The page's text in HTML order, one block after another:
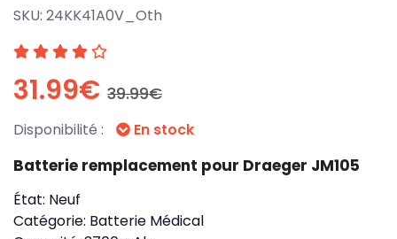
SKU: 24KK41A0V_Oth
31.99€ 39.99€
Disponibilité : En stock
Batterie remplacement pour Draeger JM105
État: Neuf
Catégorie: Batterie Médical